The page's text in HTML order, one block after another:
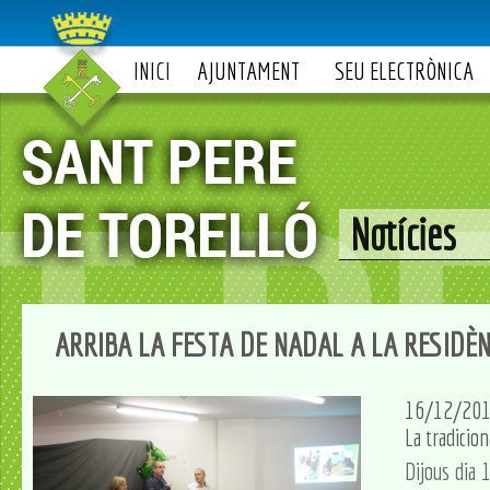
INICI AJUNTAMENT SEU ELECTRÒNICA
Notícies
ARRIBA LA FESTA DE NADAL A LA
16/12/
La
Dijous dia